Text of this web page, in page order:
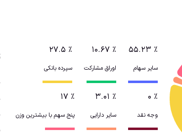
٪ ۵۵.۲۳
سایر سهام
٪ ۱۰.۶۷
اوراق مشارکت
٪ ۲۷.۵
سپرده بانکی
٪ ۰
وجه نقد
٪ ۳.۰۱
سایر دارایی
٪ ۱۷
پنج سهم با بیشترین وزن